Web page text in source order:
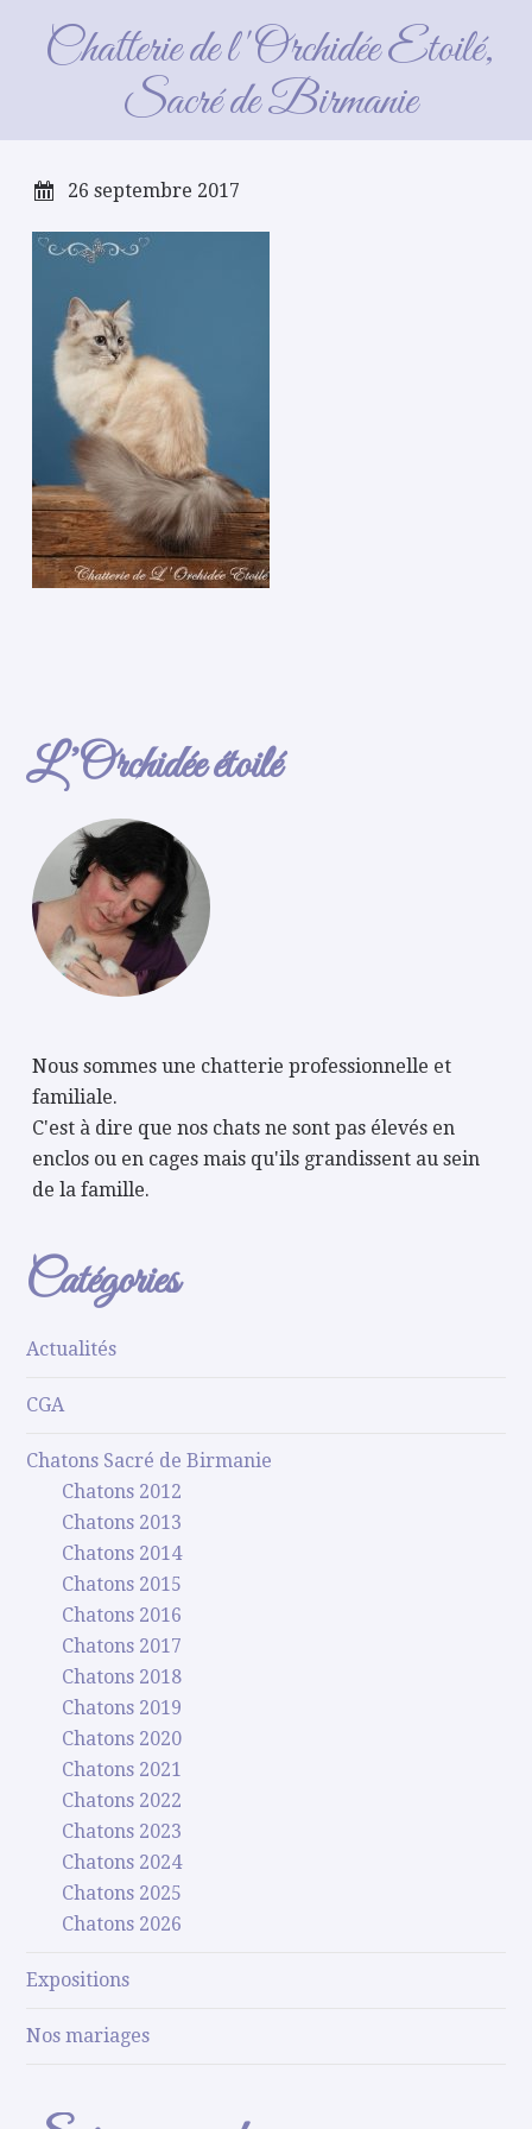
Chatterie de l'Orchidée Etoilé,
Sacré de Birmanie
IMG_2172_GF
26 septembre 2017
L’Orchidée étoilé
Nous sommes une chatterie professionnelle et
familiale.
C'est à dire que nos chats ne sont pas élevés en
enclos ou en cages mais qu'ils grandissent au sein
de la famille.
Catégories
Actualités
CGA
Chatons Sacré de Birmanie
Chatons 2012
Chatons 2013
Chatons 2014
Chatons 2015
Chatons 2016
Chatons 2017
Chatons 2018
Chatons 2019
Chatons 2020
Chatons 2021
Chatons 2022
Chatons 2023
Chatons 2024
Chatons 2025
Chatons 2026
Expositions
Nos mariages